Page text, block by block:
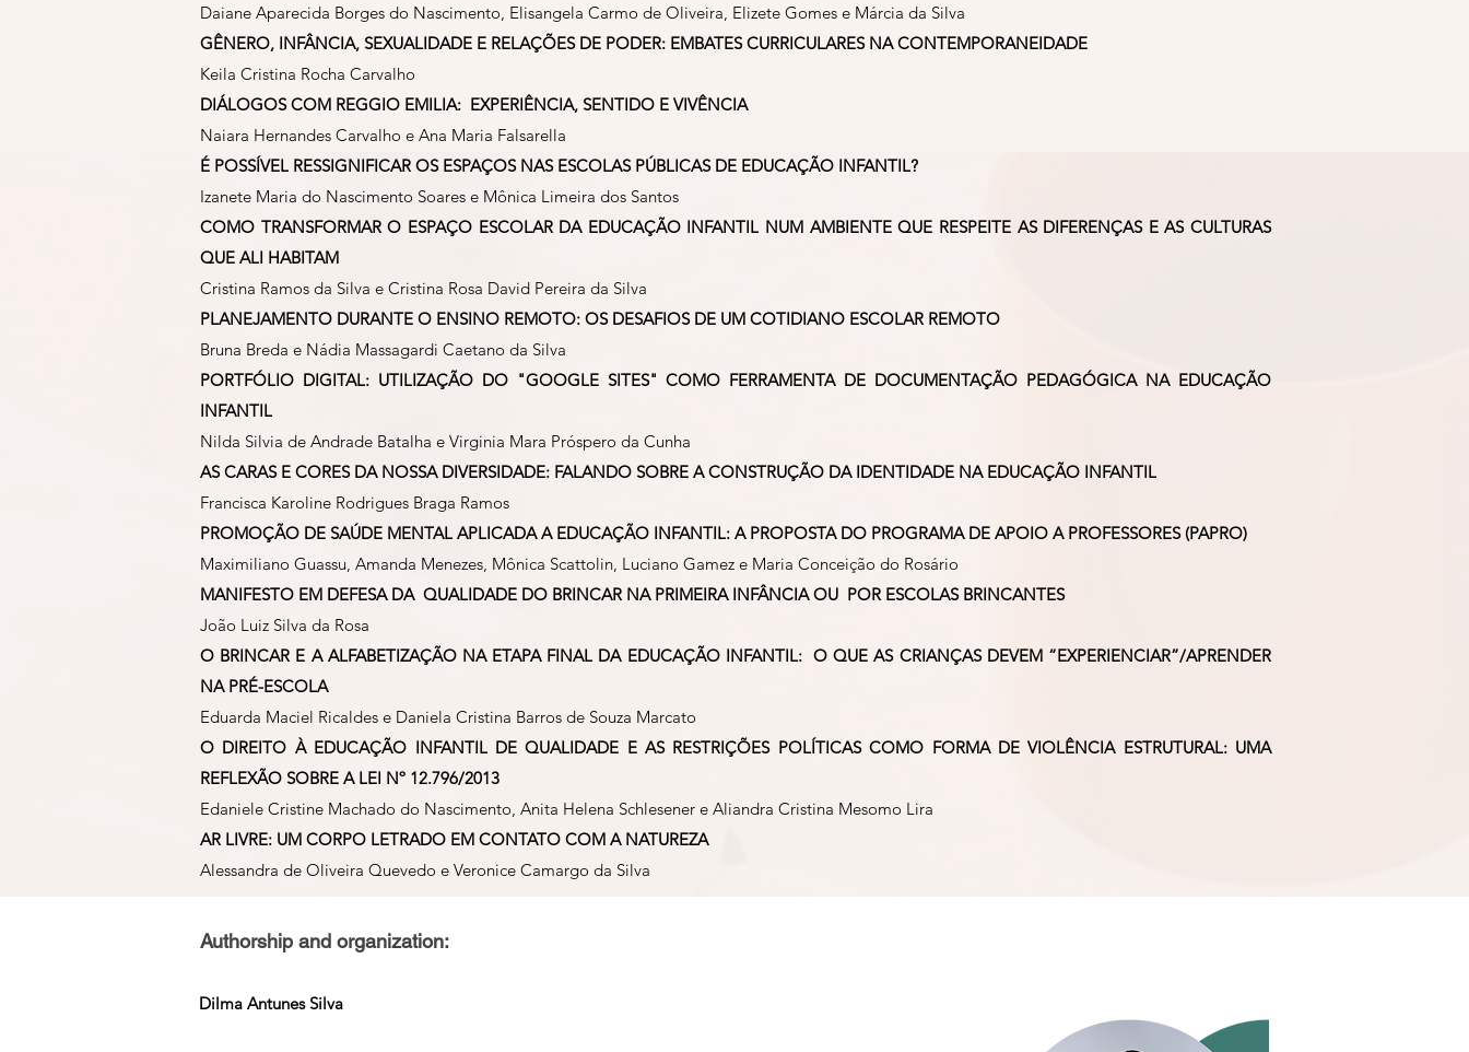
Daiane Aparecida Borges do Nascimento, Elisangela Carmo de Oliveira, Elizete Gomes e Márcia da Silva
GÊNERO, INFÂNCIA, SEXUALIDADE E RELAÇÕES DE PODER: EMBATES CURRICULARES NA CONTEMPORANEIDADE
Keila Cristina Rocha Carvalho
DIÁLOGOS COM REGGIO EMILIA: EXPERIÊNCIA, SENTIDO E VIVÊNCIA
Naiara Hernandes Carvalho e Ana Maria Falsarella
É POSSÍVEL RESSIGNIFICAR OS ESPAÇOS NAS ESCOLAS PÚBLICAS DE EDUCAÇÃO INFANTIL?
Izanete Maria do Nascimento Soares e Mônica Limeira dos Santos
COMO TRANSFORMAR O ESPAÇO ESCOLAR DA EDUCAÇÃO INFANTIL NUM AMBIENTE QUE RESPEITE AS DIFERENÇAS E AS CULTURAS
QUE ALI HABITAM
Cristina Ramos da Silva e Cristina Rosa David Pereira da Silva
PLANEJAMENTO DURANTE O ENSINO REMOTO: OS DESAFIOS DE UM COTIDIANO ESCOLAR REMOTO
Bruna Breda e Nádia Massagardi Caetano da Silva
PORTFÓLIO DIGITAL: UTILIZAÇÃO DO "GOOGLE SITES" COMO FERRAMENTA DE DOCUMENTAÇÃO PEDAGÓGICA NA EDUCAÇÃO
INFANTIL
Nilda Silvia de Andrade Batalha e Virginia Mara Próspero da Cunha
AS CARAS E CORES DA NOSSA DIVERSIDADE: FALANDO SOBRE A CONSTRUÇÃO DA IDENTIDADE NA EDUCAÇÃO INFANTIL
Francisca Karoline Rodrigues Braga Ramos
PROMOÇÃO DE SAÚDE MENTAL APLICADA A EDUCAÇÃO INFANTIL: A PROPOSTA DO PROGRAMA DE APOIO A PROFESSORES (PAPRO)
Maximiliano Guassu, Amanda Menezes, Mônica Scattolin, Luciano Gamez e Maria Conceição do Rosário
MANIFESTO EM DEFESA DA QUALIDADE DO BRINCAR NA PRIMEIRA INFÂNCIA OU POR ESCOLAS BRINCANTES
João Luiz Silva da Rosa
O BRINCAR E A ALFABETIZAÇÃO NA ETAPA FINAL DA EDUCAÇÃO INFANTIL: O QUE AS CRIANÇAS DEVEM “EXPERIENCIAR”/APRENDER
NA PRÉ-ESCOLA
Eduarda Maciel Ricaldes e Daniela Cristina Barros de Souza Marcato
O DIREITO À EDUCAÇÃO INFANTIL DE QUALIDADE E AS RESTRIÇÕES POLÍTICAS COMO FORMA DE VIOLÊNCIA ESTRUTURAL: UMA
REFLEXÃO SOBRE A LEI Nº 12.796/2013
Edaniele Cristine Machado do Nascimento, Anita Helena Schlesener e Aliandra Cristina Mesomo Lira
AR LIVRE: UM CORPO LETRADO EM CONTATO COM A NATUREZA
Alessandra de Oliveira Quevedo e Veronice Camargo da Silva
Authorship and organization:
Dilma Antunes Silva